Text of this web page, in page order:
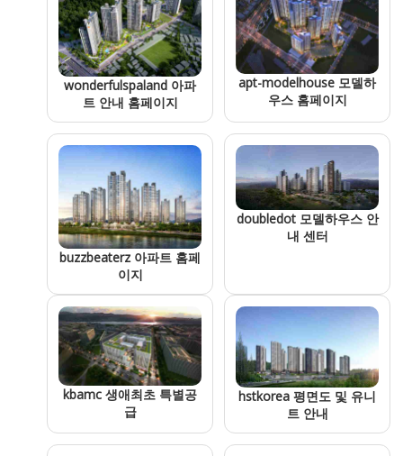
wonderfulspaland 아파
트 안내 홈페이지
apt-modelhouse 모델하
우스 홈페이지
buzzbeaterz 아파트 홈페
이지
doubledot 모델하우스 안
내 센터
kbamc 생애최초 특별공
급
hstkorea 평면도 및 유니
트 안내